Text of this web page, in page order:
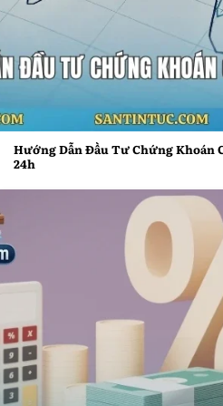
trên không gian truyền
Xu hướng thông
Chủ đề được tìm kiếm
Những chủ đề được quan
nhu cầu thông tin thực tế
liên tục cập nhật các nội
từ chính trị, kinh tế đếngiải
người đọc dễ dàng tiếp cận
Hướng Dẫn Đầu Tư Chứng
Tức 24hHướng Dẫn Đầu Tư
Mới Tin
Hướng Dẫn Đầu Tư Chứng
24h